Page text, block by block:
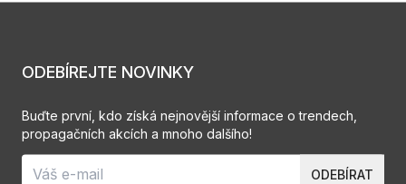
ODEBÍREJTE NOVINKY
Buďte první, kdo získá nejnovější informace o trendech,
propagačních akcích a mnoho dalšího!
ODEBÍRAT